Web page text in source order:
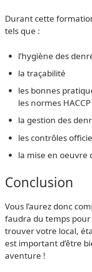
Durant cette
tels que :
l’hygiène des
la traçabilité
les bonnes
les normes HACCP
la gestion des
les contrôles
la mise en oeuvre
Conclusion
Vous l’aurez donc
faudra du temps pour
trouver votre local,
est important d’être
aventure !